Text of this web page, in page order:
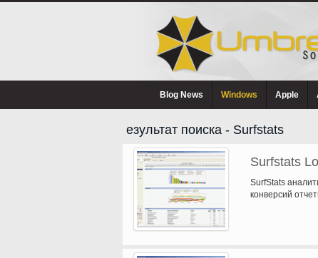
Blog News Windows Apple
езультат поиска - Surfstats
Surfstats
SurfStats
конверсий